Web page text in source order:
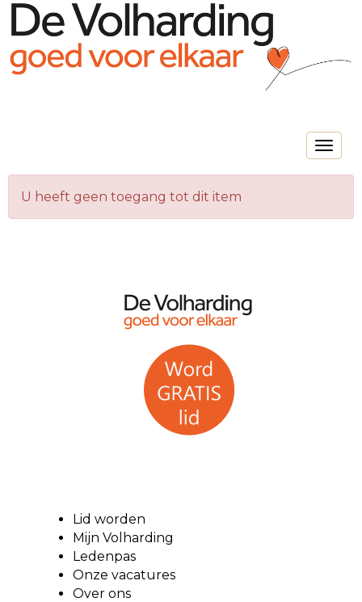
Toggle
U heeft geen toegang tot dit item
Lid worden
Mijn Volharding
Ledenpas
Onze vacatures
Over ons